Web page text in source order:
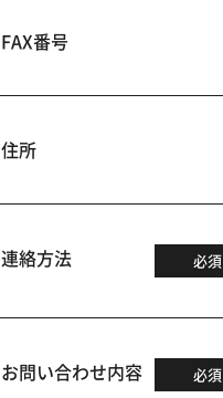
FAX番号
住所
連絡方法 必須
お問い合わせ内容 必須